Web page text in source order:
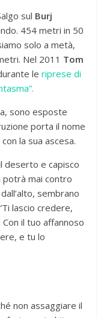
sul Burj
454 metri in 50
solo a metà,
Nel 2011 Tom
leriprese di
sono esposte
porta il nome
la sua ascesa.
deserto e capisco
potrà mai contro
sembrano
lascio credere,
il tuo affannoso
e tu lo
non assaggiare il